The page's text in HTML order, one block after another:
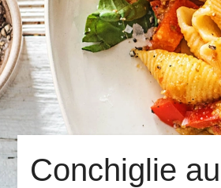
Conchiglie